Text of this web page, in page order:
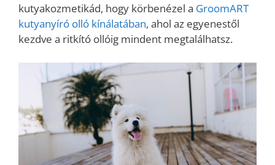
kutyakozmetikád, hogy körbenézel a GroomART
kutyanyíró olló kínálatában, ahol az egyenestől
kezdve a ritkító ollóig mindent megtalálhatsz.